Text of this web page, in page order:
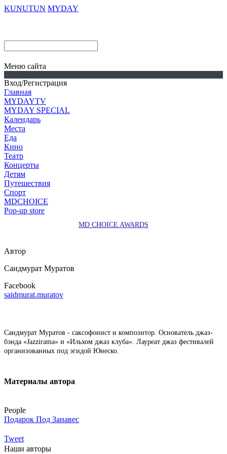
KUNUTUN MYDAY
Меню сайта
Вход/Регистрация
Главная
MYDAYTV
MYDAY SPECIAL
Календарь
Места
Еда
Кино
Театр
Концерты
Детям
Путешествия
Спорт
MDCHOICE
Pop-up store
MD CHOICE AWARDS
Автор
Саидмурат Муратов
Facebook
saidmurat.muratov
Саидмурат Муратов - саксофонист и композитор. Основатель джаз-
бэнда «Jazzirama» и «Ильхом джаз клуба». Лауреат джаз фестивалей
организованных под эгидой Юнеско.
Материалы автора
People
Подарок Под Занавес
Tweet
Наши авторы